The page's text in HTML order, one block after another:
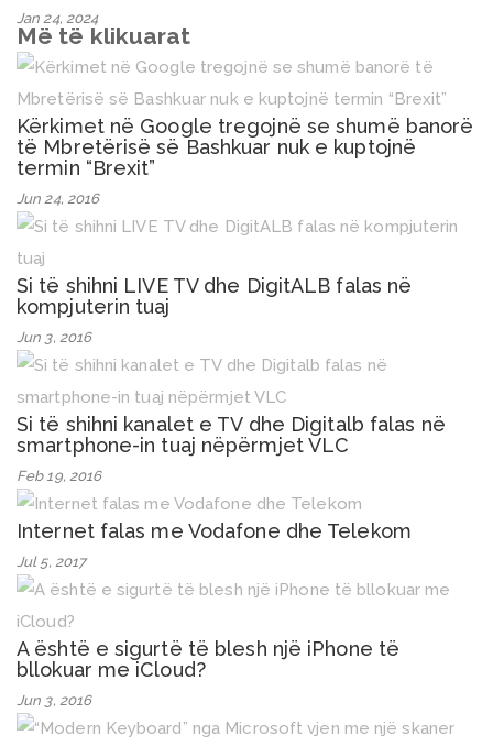
Jan 24, 2024
Më të klikuarat
Kërkimet në Google tregojnë se shumë banorë
të Mbretërisë së Bashkuar nuk e kuptojnë
termin “Brexit”
Jun 24, 2016
Si të shihni LIVE TV dhe DigitALB falas në
kompjuterin tuaj
Jun 3, 2016
Si të shihni kanalet e TV dhe Digitalb falas në
smartphone-in tuaj nëpërmjet VLC
Feb 19, 2016
Internet falas me Vodafone dhe Telekom
Jul 5, 2017
A është e sigurtë të blesh një iPhone të
bllokuar me iCloud?
Jun 3, 2016